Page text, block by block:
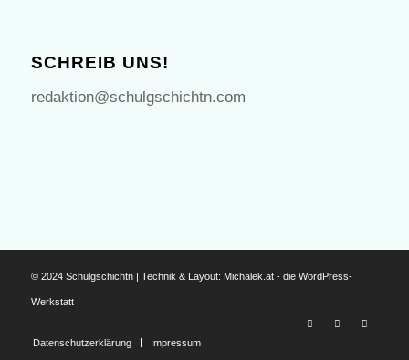
SCHREIB UNS!
redaktion@schulgschichtn.com
© 2024 Schulgschichtn | Technik & Layout: Michalek.at - die WordPress-
Werkstatt
Datenschutzerklärung Impressum